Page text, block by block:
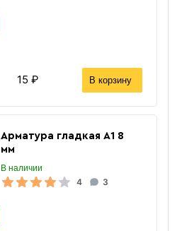
15 ₽ В корзину
Арматура гладкая А1 8
мм
В наличии
4 3